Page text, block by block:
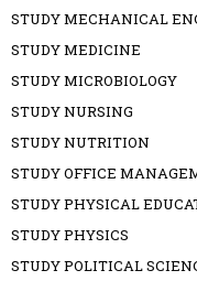
STUDY MECHANICAL
STUDY MEDICINE
STUDY MICROBIOLOGY
STUDY NURSING
STUDY NUTRITION
STUDY OFFICE
STUDY PHYSICAL
STUDY PHYSICS
STUDY POLITICAL